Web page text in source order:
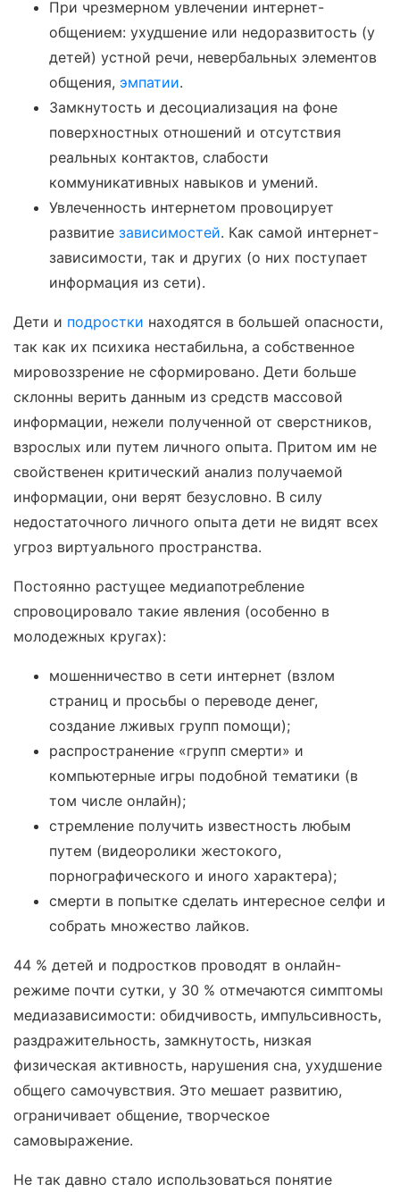
При чрезмерном увлечении интернет-
общением: ухудшение или недоразвитость (у
детей) устной речи, невербальных элементов
общения, эмпатии.
Замкнутость и десоциализация на фоне
поверхностных отношений и отсутствия
реальных контактов, слабости
коммуникативных навыков и умений.
Увлеченность интернетом провоцирует
развитие зависимостей. Как самой интернет-
зависимости, так и других (о них поступает
информация из сети).
Дети и подростки находятся в большей опасности,
так как их психика нестабильна, а собственное
мировоззрение не сформировано. Дети больше
склонны верить данным из средств массовой
информации, нежели полученной от сверстников,
взрослых или путем личного опыта. Притом им не
свойственен критический анализ получаемой
информации, они верят безусловно. В силу
недостаточного личного опыта дети не видят всех
угроз виртуального пространства.
Постоянно растущее медиапотребление
спровоцировало такие явления (особенно в
молодежных кругах):
мошенничество в сети интернет (взлом
страниц и просьбы о переводе денег,
создание лживых групп помощи);
распространение «групп смерти» и
компьютерные игры подобной тематики (в
том числе онлайн);
стремление получить известность любым
путем (видеоролики жестокого,
порнографического и иного характера);
смерти в попытке сделать интересное селфи и
собрать множество лайков.
44 % детей и подростков проводят в онлайн-
режиме почти сутки, у 30 % отмечаются симптомы
медиазависимости: обидчивость, импульсивность,
раздражительность, замкнутость, низкая
физическая активность, нарушения сна, ухудшение
общего самочувствия. Это мешает развитию,
ограничивает общение, творческое
самовыражение.
Не так давно стало использоваться понятие